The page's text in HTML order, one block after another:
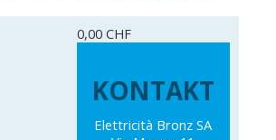
0,00 CHF
KONTAKT
Elettricità Bronz SA